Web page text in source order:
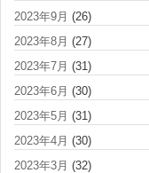
2023年9月 (26)
2023年8月 (27)
2023年7月 (31)
2023年6月 (30)
2023年5月 (31)
2023年4月 (30)
2023年3月 (32)